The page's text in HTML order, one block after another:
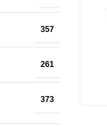
357
261
373